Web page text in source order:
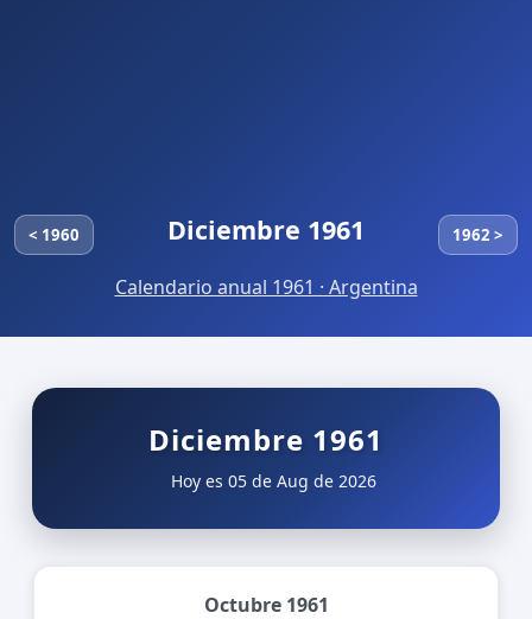
< 1960 Diciembre 1961 1962 >
Calendario anual 1961 · Argentina
Diciembre 1961
Hoy es 05 de Aug de 2026
Octubre 1961